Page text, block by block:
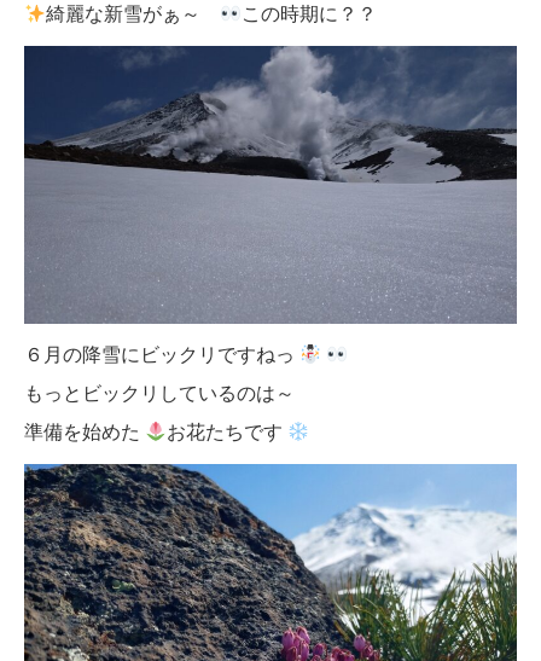
綺麗な新雪がぁ～
この時期に？？
６月の降雪にビックリですねっ
もっとビックリしているのは～
準備を始めた
お花たちです